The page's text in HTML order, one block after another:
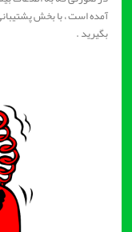
آمده است ، با بخش
بگیرید .